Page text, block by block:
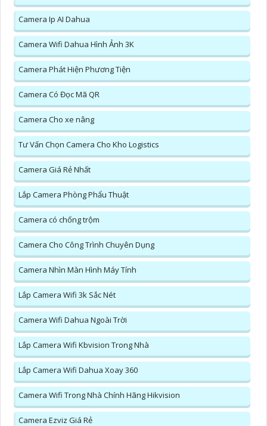
Camera Ip AI Dahua
Camera Wifi Dahua Hình Ảnh 3K
Camera Phát Hiện Phương Tiện
Camera Có Đọc Mã QR
Camera Cho xe nâng
Tư Vấn Chọn Camera Cho Kho Logistics
Camera Giá Rẻ Nhất
Lắp Camera Phòng Phẩu Thuật
Camera có chống trộm
Camera Cho Công Trình Chuyên Dụng
Camera Nhìn Màn Hình Máy Tính
Lắp Camera Wifi 3k Sắc Nét
Camera Wifi Dahua Ngoài Trời
Lắp Camera Wifi Kbvision Trong Nhà
Lắp Camera Wifi Dahua Xoay 360
Camera Wifi Trong Nhà Chính Hãng Hikvision
Camera Ezviz Giá Rẻ